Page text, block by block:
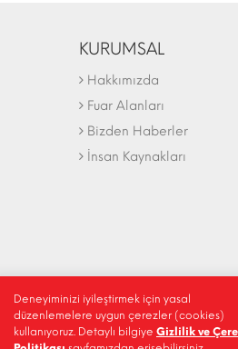
KURUMSAL
Hakkımızda
Fuar Alanları
Bizden Haberler
İnsan Kaynakları
© Telif Hakkı 2004-2027 |
İletişim Bilgileri|Ulaşım Krokisi
Deneyiminizi iyileştirmek için yasal
düzenlemelere uygun çerezler (cookies)
kullanıyoruz. Detaylı bilgiye Gizlilik ve